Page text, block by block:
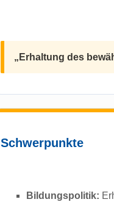
„Erhaltung des
Schwerpunkte
Bildungspolitik: